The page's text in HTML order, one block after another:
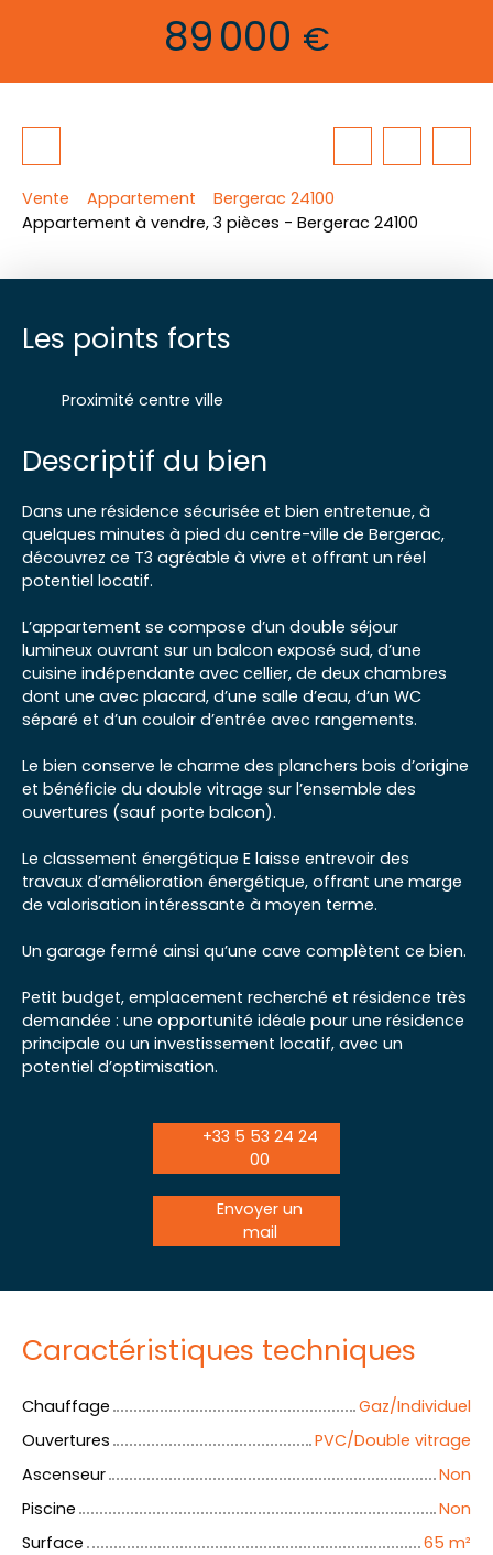
89 000 €
Vente Appartement
Bergerac 24100
Appartement à vendre, 3 pièces - Bergerac 24100
Les points forts
Proximité centre ville
Descriptif du bien
Dans une résidence sécurisée et bien entretenue, à
quelques minutes à pied du centre-ville de Bergerac,
découvrez ce T3 agréable à vivre et offrant un réel
potentiel locatif.
L’appartement se compose d’un double séjour
lumineux ouvrant sur un balcon exposé sud, d’une
cuisine indépendante avec cellier, de deux chambres
dont une avec placard, d’une salle d’eau, d’un WC
séparé et d’un couloir d’entrée avec rangements.
Le bien conserve le charme des planchers bois d’origine
et bénéficie du double vitrage sur l’ensemble des
ouvertures (sauf porte balcon).
Le classement énergétique E laisse entrevoir des
travaux d’amélioration énergétique, offrant une marge
de valorisation intéressante à moyen terme.
Un garage fermé ainsi qu’une cave complètent ce bien.
Petit budget, emplacement recherché et résidence très
demandée : une opportunité idéale pour une résidence
principale ou un investissement locatif, avec un
potentiel d’optimisation.
+33 5 53 24 24
00
Envoyer un
mail
Caractéristiques techniques
Chauffage
Gaz/Individuel
Ouvertures
PVC/Double vitrage
Ascenseur
Non
Piscine
Non
Surface
65 m²